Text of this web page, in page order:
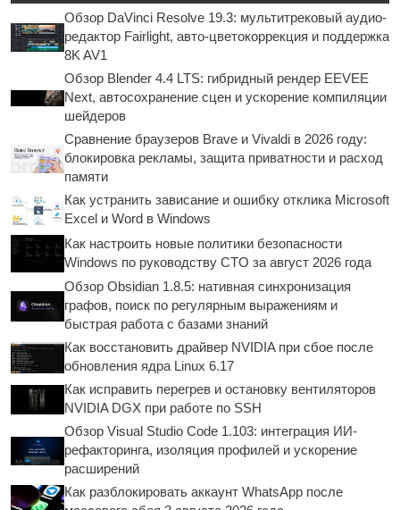
Обзор DaVinci Resolve 19.3: мультитрековый аудио-
редактор Fairlight, авто-цветокоррекция и поддержка
8K AV1
Обзор Blender 4.4 LTS: гибридный рендер EEVEE
Next, автосохранение сцен и ускорение компиляции
шейдеров
Сравнение браузеров Brave и Vivaldi в 2026 году:
блокировка рекламы, защита приватности и расход
памяти
Как устранить зависание и ошибку отклика Microsoft
Excel и Word в Windows
Как настроить новые политики безопасности
Windows по руководству CTO за август 2026 года
Обзор Obsidian 1.8.5: нативная синхронизация
графов, поиск по регулярным выражениям и
быстрая работа с базами знаний
Как восстановить драйвер NVIDIA при сбое после
обновления ядра Linux 6.17
Как исправить перегрев и остановку вентиляторов
NVIDIA DGX при работе по SSH
Обзор Visual Studio Code 1.103: интеграция ИИ-
рефакторинга, изоляция профилей и ускорение
расширений
Как разблокировать аккаунт WhatsApp после